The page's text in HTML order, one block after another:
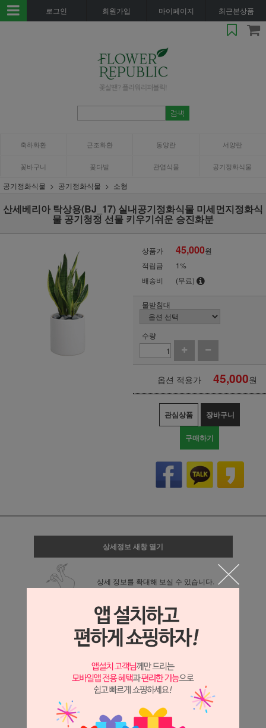
로그인 회원가입 마이페이지 최근본상품
축하화환 근조화환 동양란 서양란
꽃바구니 꽃다발 관엽식물 공기정화식물
공기정화식물 공기정화식물 소형
산세베리아 탁상용(BJ_17) 실내공기정화식물 미세먼지정화식
물 공기청정 선물 키우기쉬운 승진화분
상품가 45,000원
적립금
1%
배송비
(무료)
물받침대
수량
옵션 적용가 45,000원
관심상품 장바구니
구매하기
상세정보 새창 열기
상세 정보를 확대해 보실 수 있습니다.